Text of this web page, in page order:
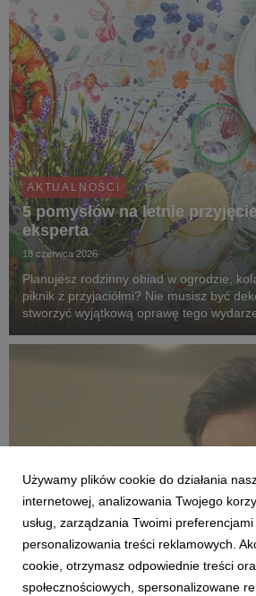
AKTUALNOŚCI
5 pomysłów na letnie
eksperta
18 czerwca 2026
Planujesz rodzinny obiad w ogrodzie,
piknik z przyjaciółmi? Nie musisz być
stworzyć wyjątkową oprawę tego
zmienią zwykłe spotkanie na świeżym ...
AKTUALNOŚCI
Modne, stylowe, ładne – nie
Używamy plików cookie do działania
internetowej, analizowania Twojego
usług, zarządzania Twoimi
personalizowania treści reklamowych.
cookie, otrzymasz odpowiednie treści
społecznościowych, spersonalizowane